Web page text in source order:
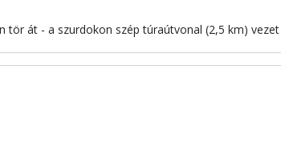
tör át - a szurdokon szép túraútvonal (2,5 km) vezet